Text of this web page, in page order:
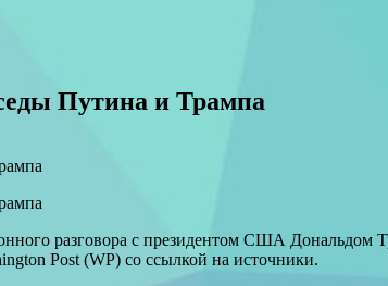
Путина и Трампа
разговора с президентом США Дональдом
Post (WP) со ссылкой на источники.